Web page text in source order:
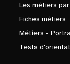
Les métiers
Fiches métiers
Métiers -
Tests